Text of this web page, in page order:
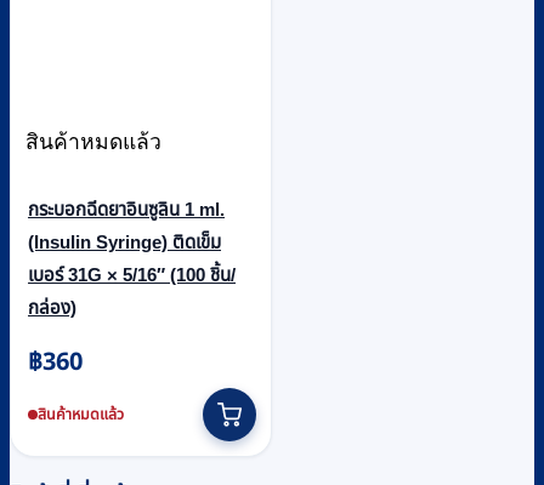
สินค้าหมดแล้ว
กระบอกฉีดยาอินซูลิน 1 ml.
(Insulin Syringe) ติดเข็ม
เบอร์ 31G × 5/16″ (100 ชิ้น/
กล่อง)
฿360
สินค้าหมดแล้ว